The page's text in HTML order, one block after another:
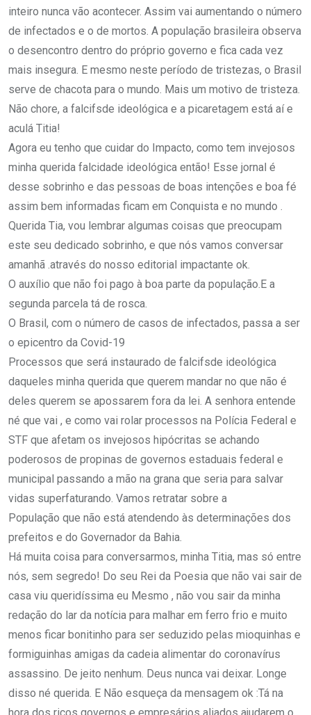
inteiro nunca vão acontecer. Assim vai aumentando o número
de infectados e o de mortos. A população brasileira observa
o desencontro dentro do próprio governo e fica cada vez
mais insegura. E mesmo neste período de tristezas, o Brasil
serve de chacota para o mundo. Mais um motivo de tristeza.
Não chore, a falcifsde ideológica e a picaretagem está aí e
aculá Titia!
Agora eu tenho que cuidar do Impacto, como tem invejosos
minha querida falcidade ideológica então! Esse jornal é
desse sobrinho e das pessoas de boas intenções e boa fé
assim bem informadas ficam em Conquista e no mundo .
Querida Tia, vou lembrar algumas coisas que preocupam
este seu dedicado sobrinho, e que nós vamos conversar
amanhã .através do nosso editorial impactante ok.
O auxílio que não foi pago à boa parte da população.E a
segunda parcela tá de rosca.
O Brasil, com o número de casos de infectados, passa a ser
o epicentro da Covid-19
Processos que será instaurado de falcifsde ideológica
daqueles minha querida que querem mandar no que não é
deles querem se apossarem fora da lei. A senhora entende
né que vai , e como vai rolar processos na Polícia Federal e
STF que afetam os invejosos hipócritas se achando
poderosos de propinas de governos estaduais federal e
municipal passando a mão na grana que seria para salvar
vidas superfaturando. Vamos retratar sobre a
População que não está atendendo às determinações dos
prefeitos e do Governador da Bahia.
Há muita coisa para conversarmos, minha Titia, mas só entre
nós, sem segredo! Do seu Rei da Poesia que não vai sair de
casa viu queridíssima eu Mesmo , não vou sair da minha
redação do lar da notícia para malhar em ferro frio e muito
menos ficar bonitinho para ser seduzido pelas mioquinhas e
formiguinhas amigas da cadeia alimentar do coronavírus
assassino. De jeito nenhum. Deus nunca vai deixar. Longe
disso né querida. E Não esqueça da mensagem ok :Tá na